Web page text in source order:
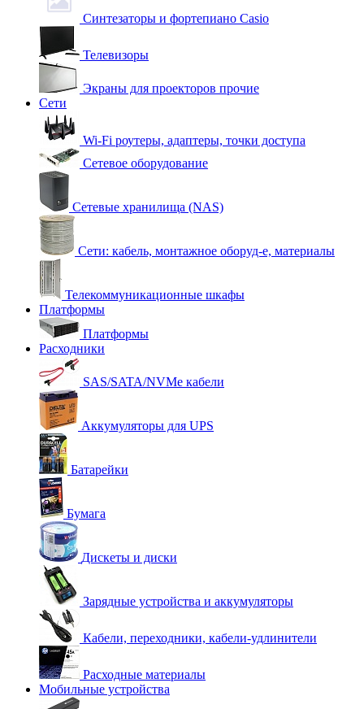
Синтезаторы и фортепиано Casio
Телевизоры
Экраны для проекторов прочие
Сети
Wi-Fi роутеры, адаптеры, точки доступа
Сетевое оборудование
Сетевые хранилища (NAS)
Сети: кабель, монтажное оборуд-е, материалы
Телекоммуникационные шкафы
Платформы
Платформы
Расходники
SAS/SATA/NVMe кабели
Аккумуляторы для UPS
Батарейки
Бумага
Дискеты и диски
Зарядные устройства и аккумуляторы
Кабели, переходники, кабели-удлинители
Расходные материалы
Мобильные устройства